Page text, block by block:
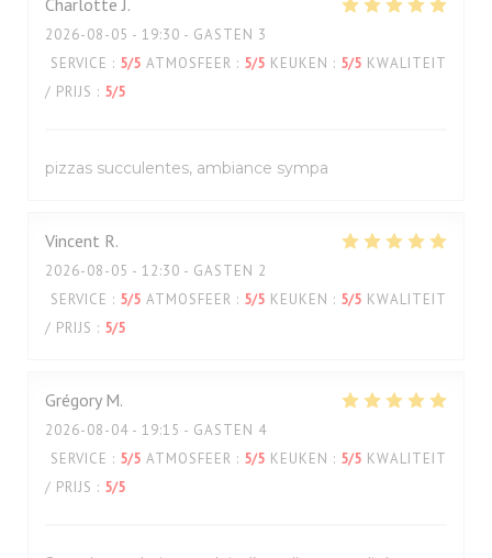
Charlotte J
2026-08-05 - 19:30 - GASTEN 3
SERVICE : 5/5 ATMOSFEER : 5/5 KEUKEN : 5/5 KWALITEIT
/ PRIJS : 5/5
pizzas succulentes, ambiance sympa
Vincent R
2026-08-05 - 12:30 - GASTEN 2
SERVICE : 5/5 ATMOSFEER : 5/5 KEUKEN : 5/5 KWALITEIT
/ PRIJS : 5/5
Grégory M
2026-08-04 - 19:15 - GASTEN 4
SERVICE : 5/5 ATMOSFEER : 5/5 KEUKEN : 5/5 KWALITEIT
/ PRIJS : 5/5